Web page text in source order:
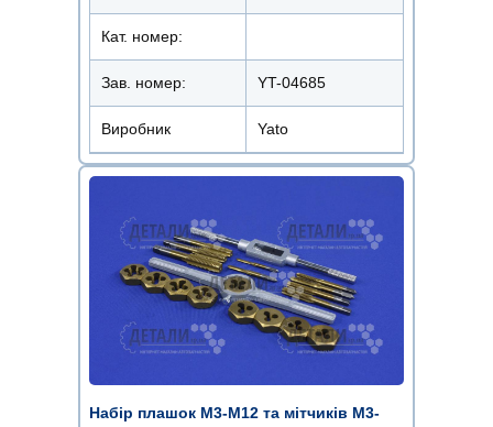
Кат. номер:
Зав. номер: YT-04685
Виробник Yato
Набір плашок M3-M12 та мітчиків M3-